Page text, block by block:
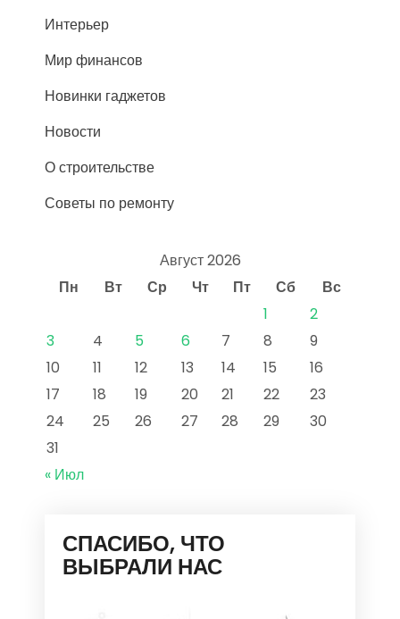
Интерьер
Мир финансов
Новинки гаджетов
Новости
О строительстве
Советы по ремонту
Август 2026
Пн
Вт Ср Чт Пт Сб
Вс
1
2
3
4 5 6 7 8
9
10
11 12 13 14 15
16
17
18 19 20 21 22
23
24
25 26 27 28 29
30
31
« Июл
СПАСИБО, ЧТО
ВЫБРАЛИ НАС